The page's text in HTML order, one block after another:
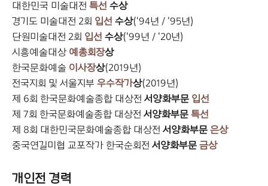
대한민국 미술대전 특선 수상
경기도 미술대전 2회 입선 수상('94년 / '95년)
단원미술대전 2회 입선 수상('99년 / '20년)
시흥예술대상 예총회장상
한국문화예술 이사장상(2019년)
전국지회 및 서울지부 우수작가상(2019년)
제 6회 한국문화예술종합 대상전 서양화부문 입선
제 7회 한국문화예술종합 대상전 서양화부문 특선
제 8회 대한민국문화예술종합 대상전 서양화부문 은상
중국연길미협 교포작가 한국순회전 서양화부문 금상
개인전 경력